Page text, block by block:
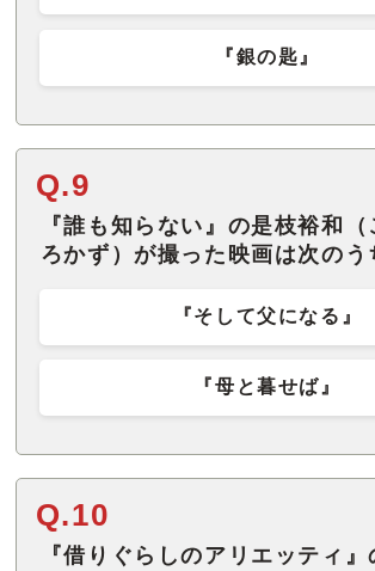
『銀の匙』
Q.9
『誰も知らない』の是枝裕和
ろかず）が撮った映画は次のう
『そして父になる』
『母と暮せば』
Q.10
『借りぐらしのアリエッティ